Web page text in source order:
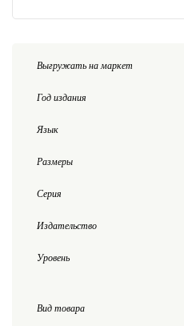
Выгружать на маркет
Год издания
Язык
Размеры
Серия
Издательство
Уровень
Вид товара